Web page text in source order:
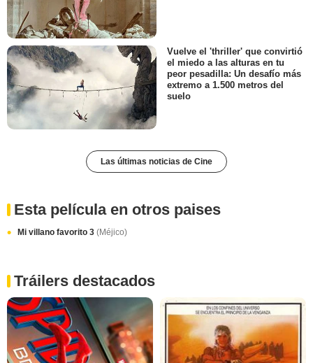
Vuelve el 'thriller' que convirtió
el miedo a las alturas en tu
peor pesadilla: Un desafío más
extremo a 1.500 metros del
suelo
Las últimas noticias de Cine
Esta película en otros paises
Mi villano favorito 3 (Méjico)
Tráilers destacados